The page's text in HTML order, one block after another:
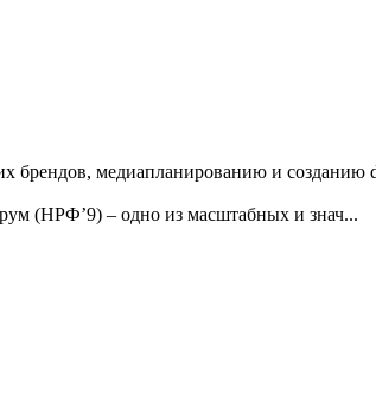
брендов, медиапланированию и созданию
(НРФ’9) – одно из масштабных и знач...